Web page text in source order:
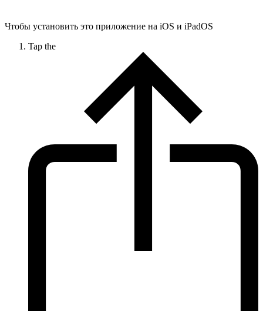
Чтобы установить это приложение на iOS и iPadOS
Tap the